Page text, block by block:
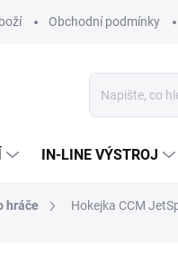
Obchodní podmínky
IN-LINE VÝSTROJ
hráče Hokejka CCM